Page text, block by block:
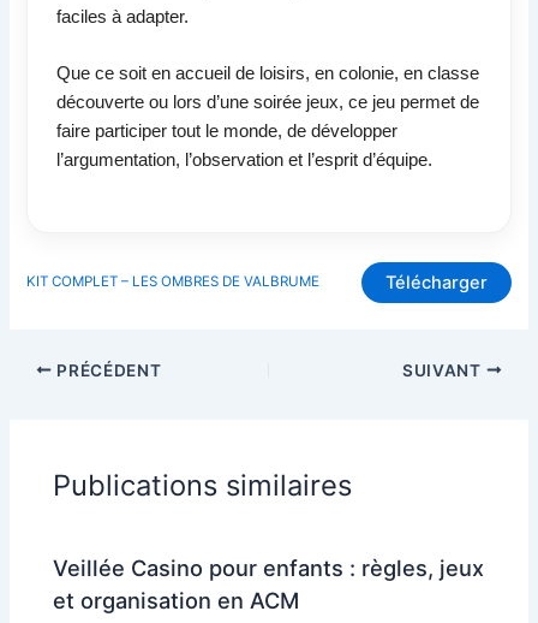
faciles à adapter.
Que ce soit en accueil de loisirs, en colonie, en classe
découverte ou lors d’une soirée jeux, ce jeu permet de
faire participer tout le monde, de développer
l’argumentation, l’observation et l’esprit d’équipe.
KIT COMPLET – LES OMBRES DE VALBRUME Télécharger
PRÉCÉDENT SUIVANT
Publications similaires
Veillée Casino pour enfants : règles, jeux
et organisation en ACM